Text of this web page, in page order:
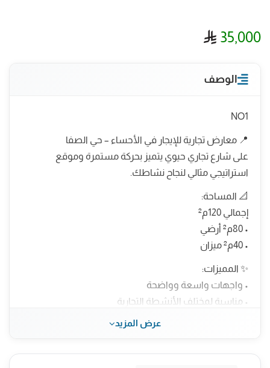
35,000
الوصف
NO1
📍 معارض تجارية للإيجار في الأحساء – حي الصفا
على شارع تجاري حيوي يتميز بحركة مستمرة وموقع
استراتيجي مثالي لنجاح نشاطك.
📐 المساحة:
إجمالي 120م²
• 80م² أرضي
• 40م² ميزان
✨ المميزات:
• واجهات واسعة وواضحة
• مناسبة لمختلف الأنشطة التجارية
• موقع سهل الوصول للعملاء
عرض المزيد